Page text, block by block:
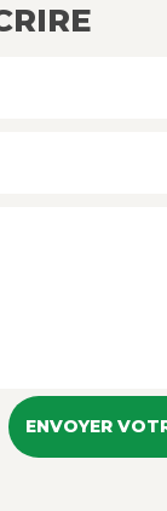
ENVOYER